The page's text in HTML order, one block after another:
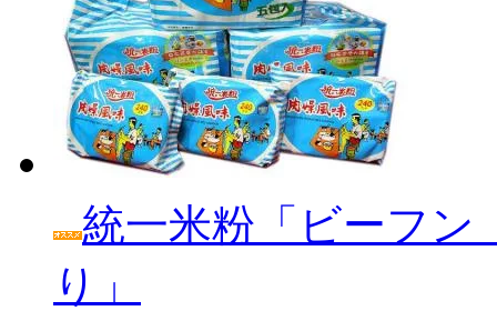
統一米粉「ビーフン
り」